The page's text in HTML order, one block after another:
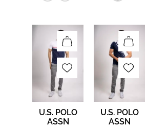
U.S. POLO
ASSN
U.S. POLO
ASSN